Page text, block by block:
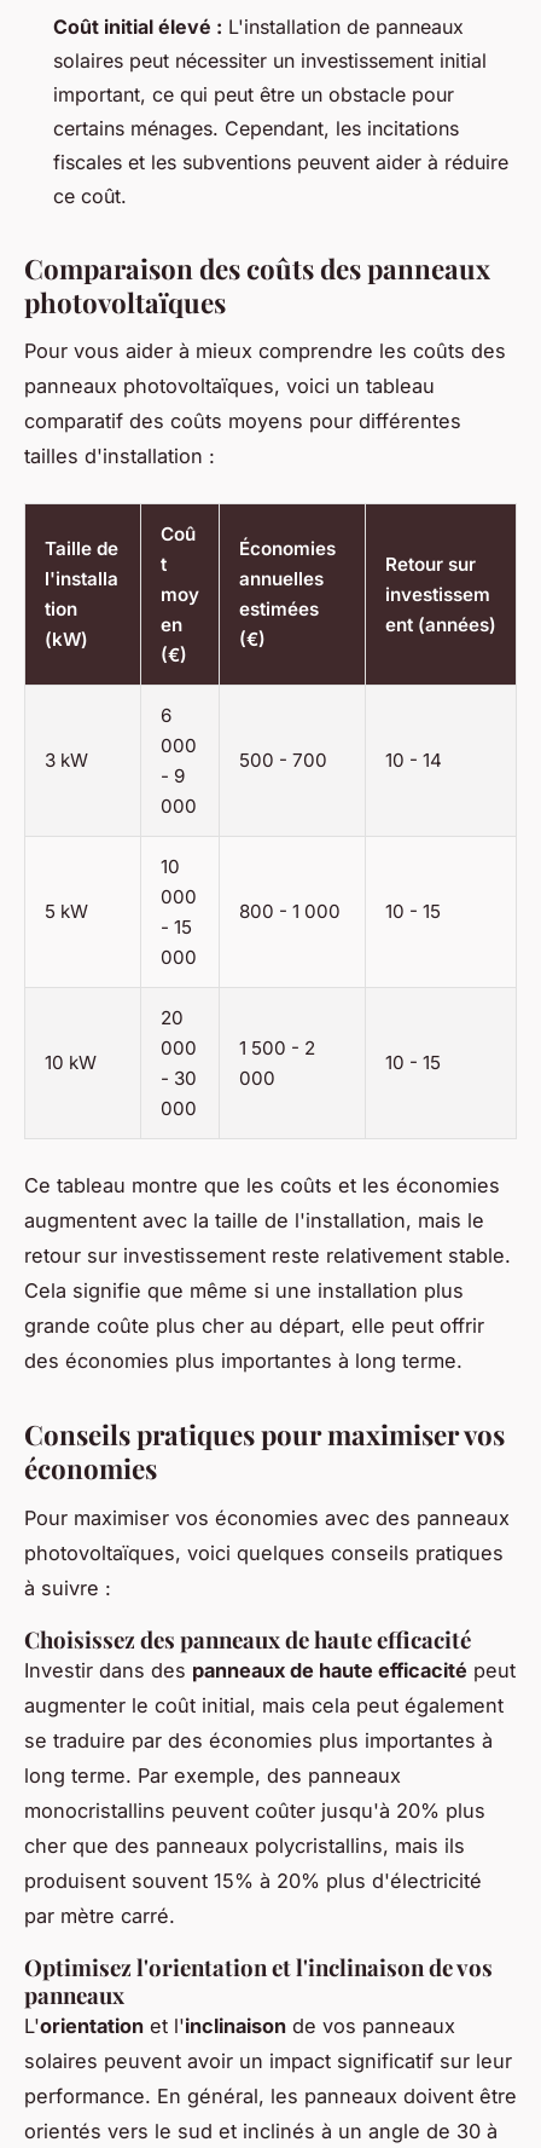
Coût initial élevé : L'installation de panneaux
solaires peut nécessiter un investissement initial
important, ce qui peut être un obstacle pour
certains ménages. Cependant, les incitations
fiscales et les subventions peuvent aider à réduire
ce coût.
Comparaison des coûts des panneaux
photovoltaïques
Pour vous aider à mieux comprendre les coûts des
panneaux photovoltaïques, voici un tableau
comparatif des coûts moyens pour différentes
tailles d'installation :
Taille de
l'installa
tion
(kW)
Coû
t
moy
en
(€)
Économies
annuelles
estimées
(€)
Retour sur
investissem
ent (années)
3 kW
6
000
- 9
000
500 - 700 10 - 14
5 kW
10
000
- 15
000
800 - 1 000 10 - 15
10 kW
20
000
- 30
000
1 500 - 2
000
10 - 15
Ce tableau montre que les coûts et les économies
augmentent avec la taille de l'installation, mais le
retour sur investissement reste relativement stable.
Cela signifie que même si une installation plus
grande coûte plus cher au départ, elle peut offrir
des économies plus importantes à long terme.
Conseils pratiques pour maximiser vos
économies
Pour maximiser vos économies avec des panneaux
photovoltaïques, voici quelques conseils pratiques
à suivre :
Choisissez des panneaux de haute efficacité
Investir dans des panneaux de haute efficacité peut
augmenter le coût initial, mais cela peut également
se traduire par des économies plus importantes à
long terme. Par exemple, des panneaux
monocristallins peuvent coûter jusqu'à 20% plus
cher que des panneaux polycristallins, mais ils
produisent souvent 15% à 20% plus d'électricité
par mètre carré.
Optimisez l'orientation et l'inclinaison de vos
panneaux
L'orientation et l'inclinaison de vos panneaux
solaires peuvent avoir un impact significatif sur leur
performance. En général, les panneaux doivent être
orientés vers le sud et inclinés à un angle de 30 à